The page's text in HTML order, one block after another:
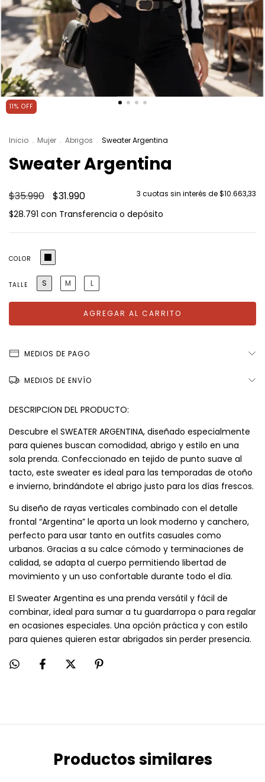
11% OFF
Inicio . Mujer . Abrigos . Sweater Argentina
Sweater Argentina
$35.990 $31.990 3 cuotas sin interés de$10.663,33
$28.791 con Transferencia o depósito
COLOR
TALLE S M L
MEDIOS DE PAGO
MEDIOS DE ENVÍO
DESCRIPCION DEL PRODUCTO:
Descubre el SWEATER ARGENTINA, diseñado especialmente
para quienes buscan comodidad, abrigo y estilo en una
sola prenda. Confeccionado en tejido de punto suave al
tacto, este sweater es ideal para las temporadas de otoño
e invierno, brindándote el abrigo justo para los días frescos.
Su diseño de rayas verticales combinado con el detalle
frontal “Argentina” le aporta un look moderno y canchero,
perfecto para usar tanto en outfits casuales como
urbanos. Gracias a su calce cómodo y terminaciones de
calidad, se adapta al cuerpo permitiendo libertad de
movimiento y un uso confortable durante todo el día.
El Sweater Argentina es una prenda versátil y fácil de
combinar, ideal para sumar a tu guardarropa o para regalar
en ocasiones especiales. Una opción práctica y con estilo
para quienes quieren estar abrigados sin perder presencia.
Productos similares